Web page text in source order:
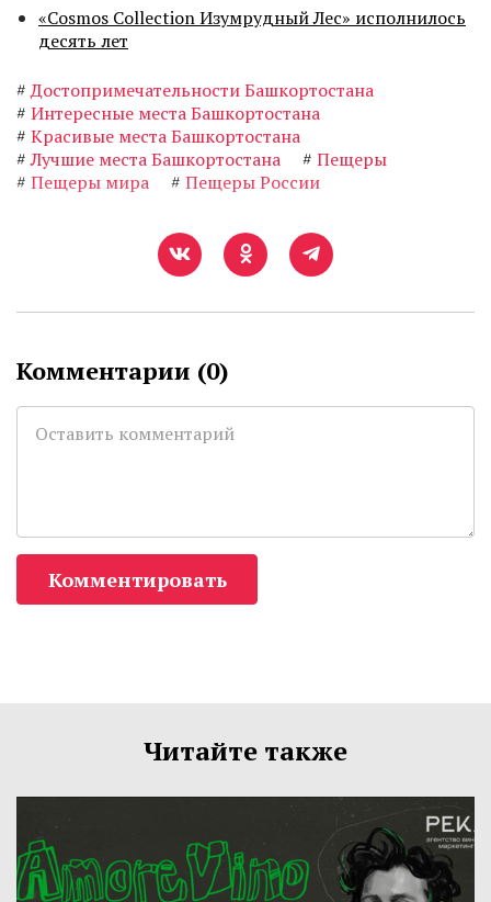
«Cosmos Collection Изумрудный Лес» исполнилось
десять лет
# Достопримечательности Башкортостана
# Интересные места Башкортостана
# Красивые места Башкортостана
# Лучшие места Башкортостана # Пещеры
# Пещеры мира # Пещеры России
Комментарии (0)
Комментировать
Читайте также